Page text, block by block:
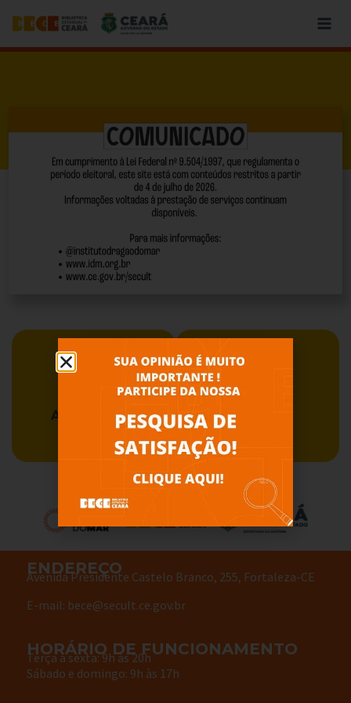
Acervo BECE Serviços
ENDEREÇO
Avenida Presidente Castelo Branco, 255, Fortaleza-CE
E-mail: bece@secult.ce.gov.br
HORÁRIO DE FUNCIONAMENTO
Terça à sexta: 9h às 20h
Sábado e domingo: 9h às 17h